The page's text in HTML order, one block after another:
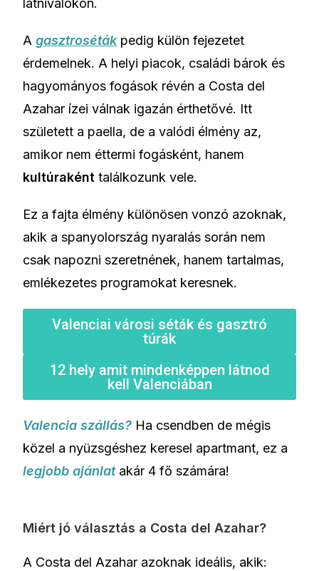
látnivalókon.
Agasztrosétákpedig külön fejezetet
érdemelnek. A helyi piacok, családi bárok és
hagyományos fogások révén a Costa del
Azahar ízei válnak igazán érthetővé. Itt
született a paella, de a valódi élmény az,
amikor nem éttermi fogásként, hanem
kultúraként találkozunk vele.
Ez a fajta élmény különösen vonzó azoknak,
akik a spanyolország nyaralás során nem
csak napozni szeretnének, hanem tartalmas,
emlékezetes programokat keresnek.
Valenciai városi séták és gasztró
túrák
12 hely amit mindenképpen látnod
kell Valenciában
Valencia szállás? Ha csendben de mégis
közel a nyüzsgéshez keresel apartmant, ez a
legjobb ajánlatakár 4 fő számára!
Miért jó választás a Costa del Azahar?
A Costa del Azahar azoknak ideális, akik: